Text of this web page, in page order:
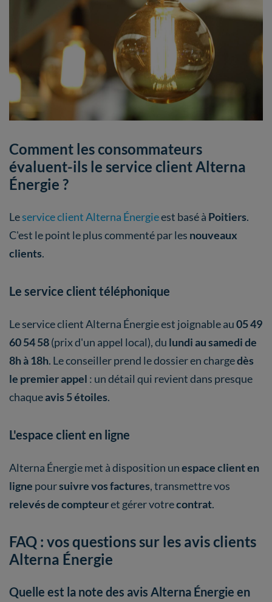
Comment les consommateurs
évaluent-ils le service client Alterna
Énergie ?
Leservice client Alterna Énergieest basé à Poitiers.
C'est le point le plus commenté par les nouveaux
clients.
Le service client téléphonique
Le service client Alterna Énergie est joignable au05 49
60 54 58(prix d'un appel local), du lundi au samedi de
8h à 18h. Le conseiller prend le dossier en chargedès
le premier appel : un détail qui revient dans presque
chaqueavis 5 étoiles.
L'espace client en ligne
Alterna Énergie met à disposition unespace client en
ligne poursuivre vos factures, transmettre vos
relevés de compteuret gérer votrecontrat.
FAQ : vos questions sur les avis clients
Alterna Énergie
Quelle est la note des avis Alterna Énergie en